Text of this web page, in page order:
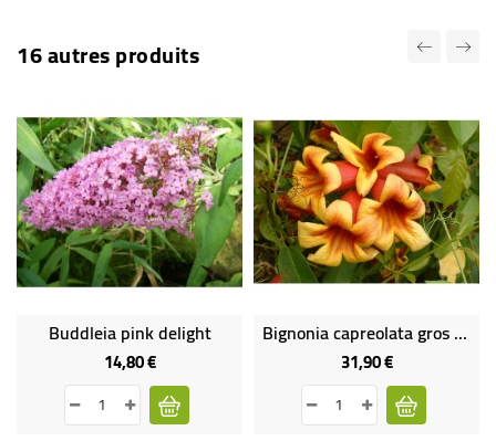
16 autres produits
Buddleia pink delight
14,80 €Prix
Bignonia capreolata gros sujet
31,90 €Prix